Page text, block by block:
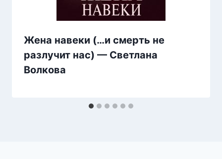
Жена навеки (…и смерть не
разлучит нас) — Светлана
Волкова